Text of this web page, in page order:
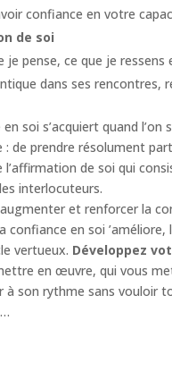
confiance en votre
de soi
je pense, ce que je
dans ses rencontres,
soi s’acquiert quand l’on
: de prendre résolument
l’affirmation de soi qui
interlocuteurs.
et renforcer la
confiance en soi
vertueux. Développez
en œuvre, qui vous
à son rythme sans vouloir